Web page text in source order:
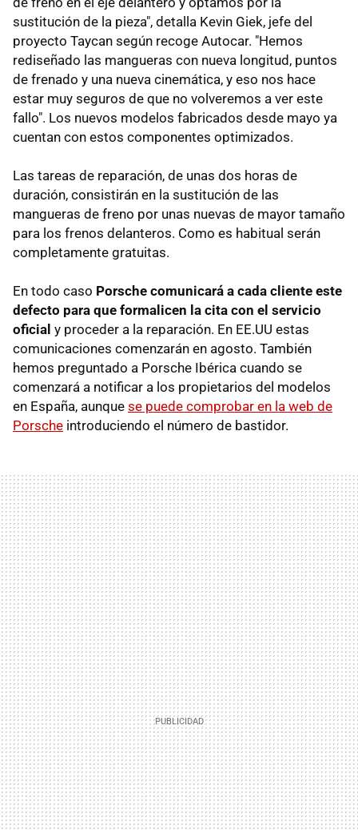
sustitución de la pieza", detalla Kevin Giek, jefe del
proyecto Taycan según recoge Autocar. "Hemos
rediseñado las mangueras con nueva longitud, puntos
de frenado y una nueva cinemática, y eso nos hace
estar muy seguros de que no volveremos a ver este
fallo". Los nuevos modelos fabricados desde mayo ya
cuentan con estos componentes optimizados.
Las tareas de reparación, de unas dos horas de
duración, consistirán en la sustitución de las
mangueras de freno por unas nuevas de mayor tamaño
para los frenos delanteros. Como es habitual serán
completamente gratuitas.
En todo caso Porsche comunicará a cada cliente este
defecto para que formalicen la cita con el servicio
oficial y proceder a la reparación. En EE.UU estas
comunicaciones comenzarán en agosto. También
hemos preguntado a Porsche Ibérica cuando se
comenzará a notificar a los propietarios del modelos
en España, aunque se puede comprobar en la web de
Porsche introduciendo el número de bastidor.